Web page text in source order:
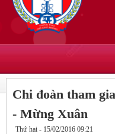
Chi đoàn tham
- Mừng Xuân
Thứ hai - 15/02/2016 09:21